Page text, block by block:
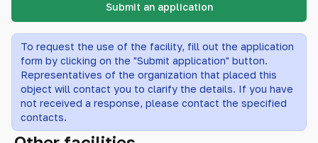
Submit an application
To request the use of the facility, fill out the application
form by clicking on the "Submit application" button.
Representatives of the organization that placed this
object will contact you to clarify the details. If you have
not received a response, please contact the specified
contacts.